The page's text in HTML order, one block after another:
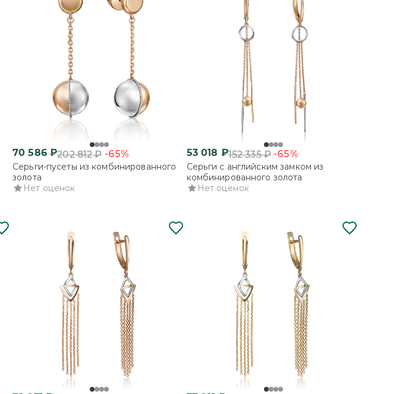
70 586₽202 812₽ -65%
Серьги-пусеты из комбинированного
золота
Нет оценок
53 018 ₽152 335₽ -65%
Серьги с английским замком из
комбинированного золота
Нет оценок